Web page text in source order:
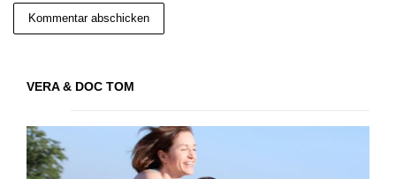
VERA & DOC TOM